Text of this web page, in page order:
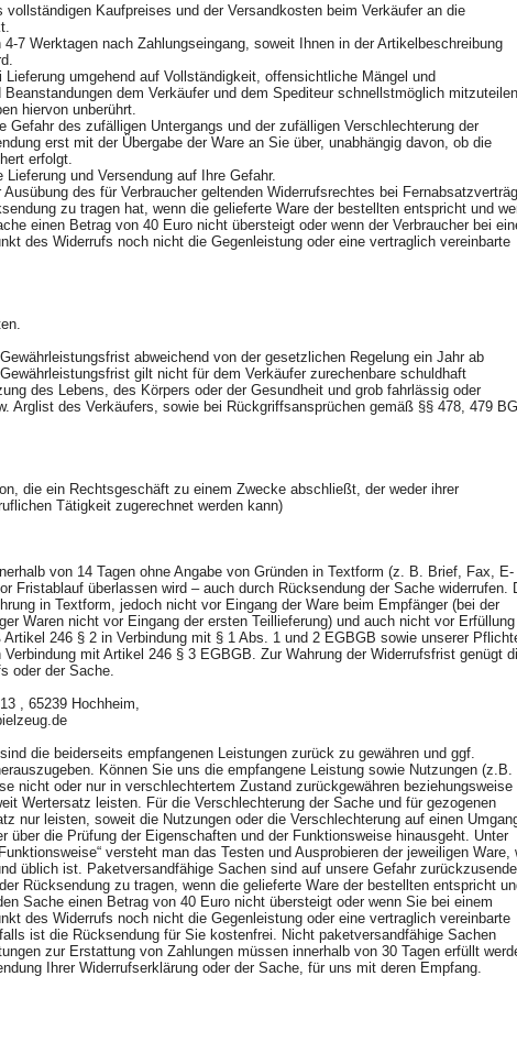
vollständigen Kaufpreises und der Versandkosten beim Verkäufer an die
7 Werktagen nach Zahlungseingang, soweit Ihnen in der Artikelbeschreibung
Lieferung umgehend auf Vollständigkeit, offensichtliche Mängel und
dem Verkäufer und dem Spediteur schnellstmöglich mitzuteilen.
hiervon unberührt.
Gefahr des zufälligen Untergangs und der zufälligen Verschlechterung der
erst mit der Übergabe der Ware an Sie über, unabhängig davon, ob die
erfolgt.
und Versendung auf Ihre Gefahr.
des für Verbraucher geltenden Widerrufsrechtes bei
zu tragen hat, wenn die gelieferte Ware der bestellten entspricht und
einen Betrag von 40 Euro nicht übersteigt oder wenn der Verbraucher bei
des Widerrufs noch nicht die Gegenleistung oder eine vertraglich vereinbarte
abweichend von der gesetzlichen Regelung ein Jahr ab
gilt nicht für dem Verkäufer zurechenbare schuldhaft
des Lebens, des Körpers oder der Gesundheit und grob fahrlässig oder
Arglist des Verkäufers, sowie bei Rückgriffsansprüchen gemäß §§ 478, 479
die ein Rechtsgeschäft zu einem Zwecke abschließt, der weder ihrer
Tätigkeit zugerechnet werden kann)
von 14 Tagen ohne Angabe von Gründen in Textform (z. B. Brief, Fax, E-
Fristablauf überlassen wird – auch durch Rücksendung der Sache widerrufen.
in Textform, jedoch nicht vor Eingang der Ware beim Empfänger (bei der
Waren nicht vor Eingang der ersten Teillieferung) und auch nicht vor Erfüllung
246 § 2 in Verbindung mit § 1 Abs. 1 und 2 EGBGB sowie unserer
mit Artikel 246 § 3 EGBGB. Zur Wahrung der Widerrufsfrist genügt
oder der Sache.
, 65239 Hochheim,
die beiderseits empfangenen Leistungen zurück zu gewähren und ggf.
Können Sie uns die empfangene Leistung sowie Nutzungen (z.B.
nicht oder nur in verschlechtertem Zustand zurückgewähren beziehungsweise
Wertersatz leisten. Für die Verschlechterung der Sache und für gezogenen
nur leisten, soweit die Nutzungen oder die Verschlechterung auf einen
über die Prüfung der Eigenschaften und der Funktionsweise hinausgeht. Unter
versteht man das Testen und Ausprobieren der jeweiligen Ware,
üblich ist. Paketversandfähige Sachen sind auf unsere Gefahr
Rücksendung zu tragen, wenn die gelieferte Ware der bestellten entspricht
Sache einen Betrag von 40 Euro nicht übersteigt oder wenn Sie bei einem
des Widerrufs noch nicht die Gegenleistung oder eine vertraglich vereinbarte
ist die Rücksendung für Sie kostenfrei. Nicht paketversandfähige Sachen
zur Erstattung von Zahlungen müssen innerhalb von 30 Tagen erfüllt
Ihrer Widerrufserklärung oder der Sache, für uns mit deren Empfang.